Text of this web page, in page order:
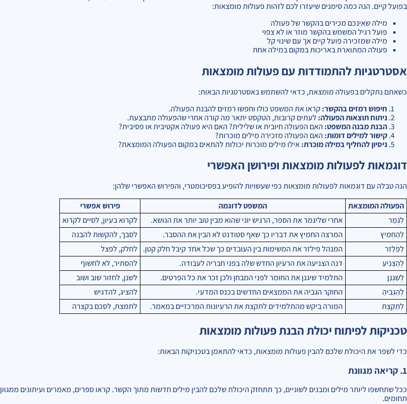
בפועל קיים. הנה כמה סימנים שיעזרו לכם לזהות פעולות מומצאות:
מילה שאינכם מכירים בהקשר של פעולה
פועל רגיל המשמש בהקשר מוזר או לא צפוי
מילה שמזכירה פועל קיים אך עם שינוי קל
פעולה המתוארת באריכות במקום במילה אחת
אסטרטגיות להתמודדות עם פעולות מומצאות
כשאתם נתקלים בפעולה מומצאת, כדאי להשתמש באסטרטגיות הבאות:
חיפוש רמזים בהקשר:קראו את המשפט כולו וחפשו רמזים להבנת הפעולה.
ניתוח תוצאות הפעולה: לעתים קרובות, הטקסט יתאר מה קורה אחרי שהפעולה מתבצעת.
הבנת מבנה המשפט: האם הפעולה חיובית או שלילית? האם היא פעולה אקטיבית או פסיבית?
קישור למילים דומות: האם הפעולה מזכירה מילים מוכרות?
ניסיון להחליף במילה מוכרת:אילו מילים מוכרות יכולות להתאים במקום הפעולה המומצאת?
דוגמאות לפעולות מומצאות ופירושן האפשרי
הנה טבלה עם דוגמאות לפעולות מומצאות כפי שעשויות להופיע בפסיכומטרי, והפירוש האפשרי שלהן:
הפעולה המומצאת
המשפט לדוגמה
פירוש אפשרי
לִגְמֵּר
אחרי שליגמר את הספר, הרגיש יוני שהוא מבין טוב יותר את הנושא.
לקרוא בעיון, לסיים לקרוא
לְהַחְמִיץ
המרצה החמיץ את דבריו כך שאף סטודנט לא הבין את ההסבר.
לסבך, להקשות להבנה
לְפַלְזֵר
המנהל פילזר את המשימות בין העובדים כך שכל אחד קיבל חלק קטן.
לחלק, לפצל
לְהַצְנִיעַ
דנה הצניעה את הרעיון החדש שלה בפני חבריה לעבודה.
להסתיר, לא לחשוף
לְשַׁגְנֵן
התלמיד שיגנן את החומר לפני המבחן ולכן זכר את כל הפרטים.
לשנן, לחזור שוב ושוב
לְהַגְבִּיהַ
החוקר הגביה את הממצאים החדשים בכנס המדעי.
להציג, להדגיש
לְתַקְצֵת
המורה ביקש מהתלמידים לתקצת את הרעיונות המרכזיים במאמר. לתמצת, לסכם בקצרה
טכניקות לפיתוח יכולת הבנת פעולות מומצאות
כדי לשפר את היכולת שלכם להבין פעולות מומצאות, כדאי להתאמן בטכניקות הבאות:
1. קריאה מגוונת
ככל שתחשפו ליותר מילים ומבנים לשוניים, כך תתחזק היכולת שלכם להבין מילים חדשות מתוך הקשר. קראו ספרים, מאמרים ועיתונים ממגוון
תחומים.